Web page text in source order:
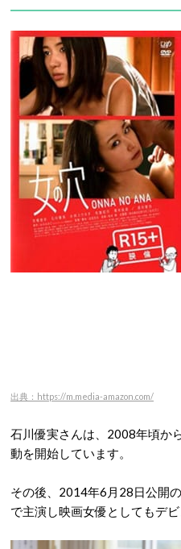
出典：https://m.media-amazon.com/
石川優実さんは、2008年頃か
動を開始しています。
その後、2014年6月28日公開
で主演し映画女優としてもデビ